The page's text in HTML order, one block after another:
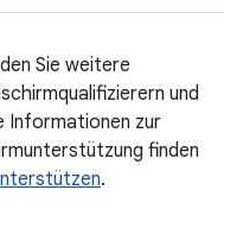
Sie weitere
und
Informationen zur
finden
.